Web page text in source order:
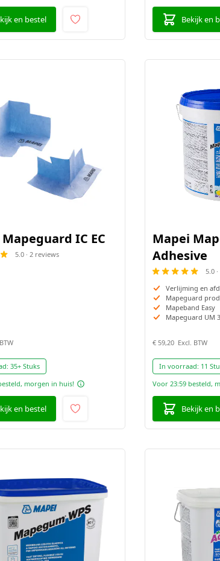
en bestel Bekijk en
IC EC
5.0 · 2 reviews
35+ Stuks
morgen in huis!
en bestel
Mapei
Adhesive
5.0
Verlijming en
Mapeguard
Mapeband Easy
Mapeguard UM
€ 59,20
In voorraad: 11
Voor 23:59 besteld,
Bekijk en